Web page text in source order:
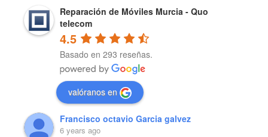
Reparación de Móviles Murcia - Quo
telecom
4.5
Basado en 293 reseñas.
valóranos en
Francisco octavio Garcia galvez
6 years ago